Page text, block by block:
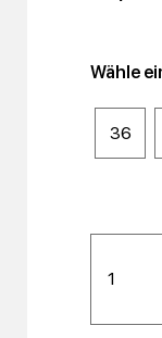
Wähle
36